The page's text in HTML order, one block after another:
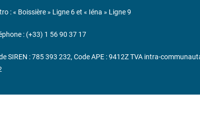
: « Boissière » Ligne 6 et « Iéna » Ligne 9
: (+33) 1 56 90 37 17
SIREN : 785 393 232, Code APE : 9412Z TVA intra-